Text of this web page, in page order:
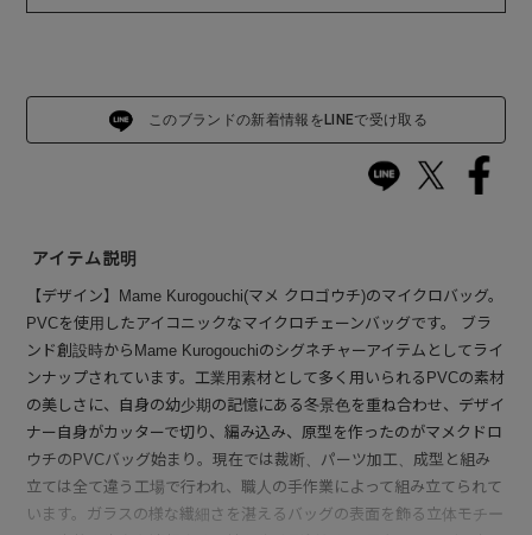
このブランドの新着情報をLINEで受け取る
アイテム説明
【デザイン】Mame Kurogouchi(マメ クロゴウチ)のマイクロバッグ。
PVCを使用したアイコニックなマイクロチェーンバッグです。 ブラ
ンド創設時からMame Kurogouchiのシグネチャーアイテムとしてライ
ンナップされています。工業用素材として多く用いられるPVCの素材
の美しさに、自身の幼少期の記憶にある冬景色を重ね合わせ、デザイ
ナー自身がカッターで切り、編み込み、原型を作ったのがマメクドロ
ウチのPVCバッグ始まり。現在では裁断、パーツ加工、成型と組み
立ては全て違う工場で行われ、職人の手作業によって組み立てられて
います。ガラスの様な繊細さを湛えるバッグの表面を飾る立体モチー